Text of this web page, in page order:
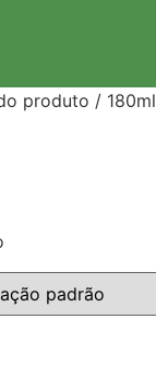
produto / 180ml